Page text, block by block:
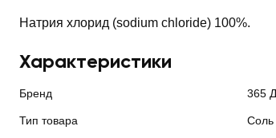
Натрия хлорид (sodium chloride) 100%.
Характеристики
Бренд 365
Тип товара Соль